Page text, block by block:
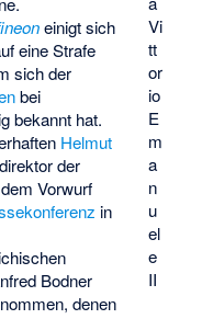
Vi
tt
or
io
E
m
a
n
u
el
e
II
einigt sich
eine Strafe
sich der
bei
bekannt hat.
Helmut
der
Vorwurf
in
Bodner
denen